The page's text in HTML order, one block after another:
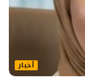
أخبار